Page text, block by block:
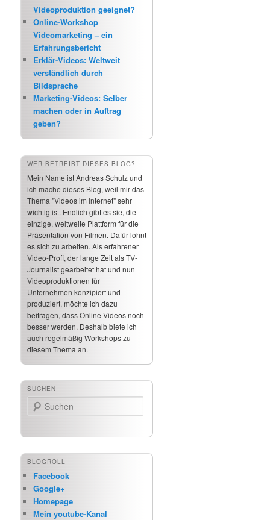
Videoproduktion geeignet?
Online-Workshop
Videomarketing – ein
Erfahrungsbericht
Erklär-Videos: Weltweit
verständlich durch
Bildsprache
Marketing-Videos: Selber
machen oder in Auftrag
geben?
WER BETREIBT DIESES BLOG?
Mein Name ist Andreas Schulz und
ich mache dieses Blog, weil mir das
Thema "Videos im Internet" sehr
wichtig ist. Endlich gibt es sie, die
einzige, weltweite Plattform für die
Präsentation von Filmen. Dafür lohnt
es sich zu arbeiten. Als erfahrener
Video-Profi, der lange Zeit als TV-
Journalist gearbeitet hat und nun
Videoproduktionen für
Unternehmen konzipiert und
produziert, möchte ich dazu
beitragen, dass Online-Videos noch
besser werden. Deshalb biete ich
auch regelmäßig Workshops zu
diesem Thema an.
SUCHEN
Suchen
BLOGROLL
Facebook
Google+
Homepage
Mein youtube-Kanal